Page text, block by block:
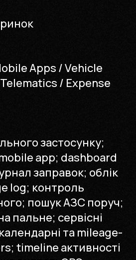
Apps / Vehicle
/ Expense
застосунку;
app; dashboard
заправок; облік
log; контроль
пошук АЗС поруч;
пальне; сервісні
та mileage-
timeline активності